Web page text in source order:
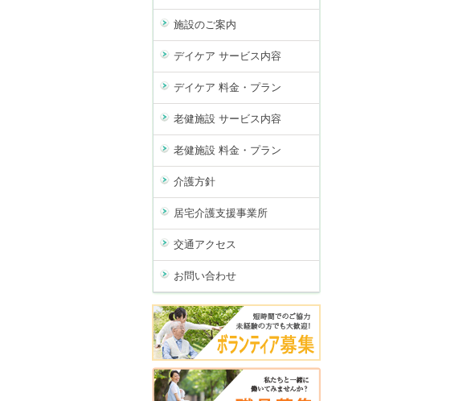
施設のご案内
デイケア サービス内容
デイケア 料金・プラン
老健施設 サービス内容
老健施設 料金・プラン
介護方針
居宅介護支援事業所
交通アクセス
お問い合わせ